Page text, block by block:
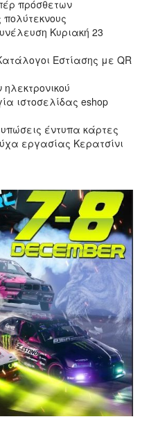
πρόσθετων
Κυριακή 23
Εστίασης με QR
ιστοσελίδας eshop
έντυπα κάρτες
εργασίας Κερατσίνι